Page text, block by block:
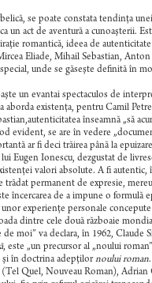
se poate constata tendinţa
un act de aventură a cunoaşterii.
romantică, ideea de
Eliade, Mihail Sebastian,
unde se găseşte definită în
un evantai spectaculos de
existenţa, pentru Camil
înseamnă „să
evident, se are în vedere
ar fi deci trăirea până la
Eugen Ionescu, dezgustat de
valori absolute. A fi
permanent de expresie,
de a impune o formulă
experienţe personale
dintre cele două războaie
de moi” va declara, în 1962, Claude
, este „un precursor al „noului
şi în doctrina adepţilornoului roman.
Quel, Nouveau Roman),